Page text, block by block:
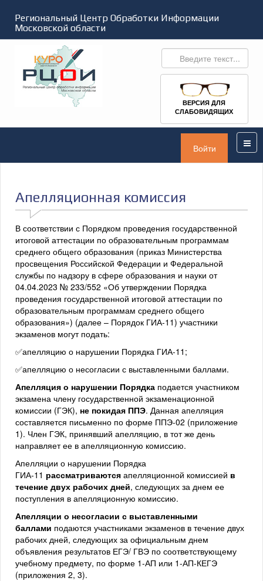
Региональный Центр Обработки Информации
Московской области
ВЕРСИЯ ДЛЯ
СЛАБОВИДЯЩИХ
Войти
Апелляционная комиссия
В соответствии с Порядком проведения государственной
итоговой аттестации по образовательным программам
среднего общего образования (приказ Министерства
просвещения Российской Федерации и Федеральной
службы по надзору в сфере образования и науки от
04.04.2023 № 233/552 «Об утверждении Порядка
проведения государственной итоговой аттестации по
образовательным программам среднего общего
образования») (далее – Порядок ГИА-11) участники
экзаменов могут подать:
✅апелляцию о нарушении Порядка ГИА-11;
✅апелляцию о несогласии с выставленными баллами.
Апелляция о нарушении Порядка подается участником
экзамена члену государственной экзаменационной
комиссии (ГЭК), не покидая ППЭ. Данная апелляция
составляется письменно по форме ППЭ-02 (приложение
1). Член ГЭК, принявший апелляцию, в тот же день
направляет ее в апелляционную комиссию.
Апелляции о нарушении Порядка
ГИА-11 рассматриваются апелляционной комиссией в
течение двух рабочих дней, следующих за днем ее
поступления в апелляционную комиссию.
Апелляции о несогласии с выставленными
баллами подаются участниками экзаменов в течение двух
рабочих дней, следующих за официальным днем
объявления результатов ЕГЭ/ ГВЭ по соответствующему
учебному предмету, по форме 1-АП или 1-АП-КЕГЭ
(приложения 2, 3).